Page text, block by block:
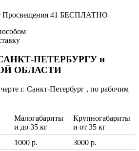
Просвещения 41 БЕСПЛАТНО
ПЕТЕРБУРГУ и
ОБЛАСТИ
г. Санкт-Петербург , по рабочим
Малогабариты
и до 35 кг
Крупногабариты
и от 35 кг
1000 р.
3000 р.